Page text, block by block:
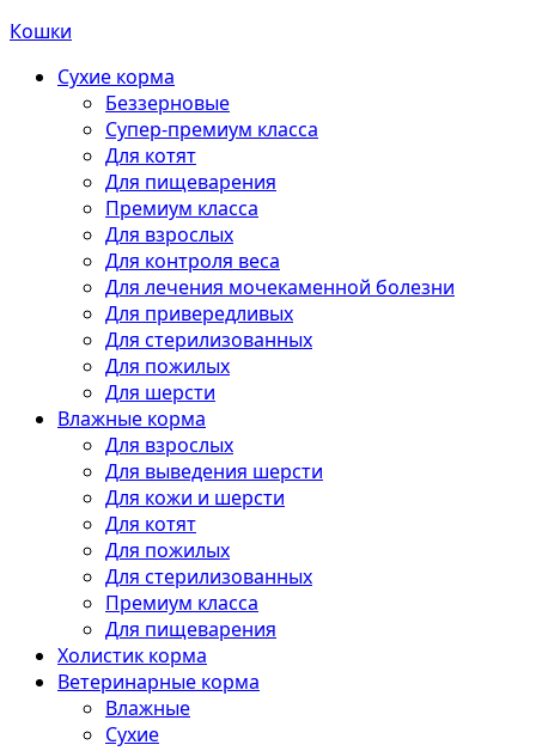
Кошки
Сухие корма
Беззерновые
Супер-премиум класса
Для котят
Для пищеварения
Премиум класса
Для взрослых
Для контроля веса
Для лечения мочекаменной болезни
Для привередливых
Для стерилизованных
Для пожилых
Для шерсти
Влажные корма
Для взрослых
Для выведения шерсти
Для кожи и шерсти
Для котят
Для пожилых
Для стерилизованных
Премиум класса
Для пищеварения
Холистик корма
Ветеринарные корма
Влажные
Сухие